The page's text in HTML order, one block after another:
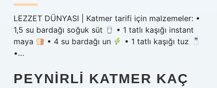
LEZZET DÜNYASI | Katmer tarifi için malzemeler: •
1,5 su bardağı soğuk süt
• 1 tatlı kaşığı instant
maya
• 4 su bardağı un
• 1 tatlı kaşığı tuz
•…
PEYNIRLI KATMER KAÇ